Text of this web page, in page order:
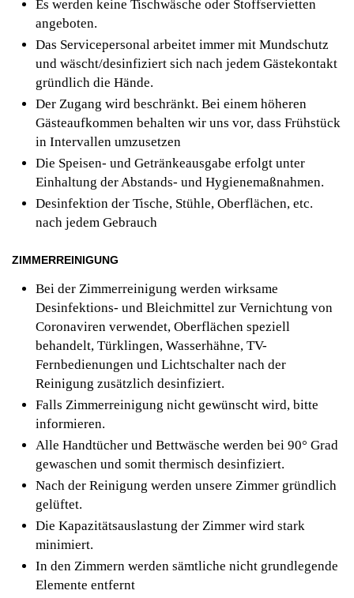
Es werden keine Tischwäsche oder Stoffservietten
angeboten.
Das Servicepersonal arbeitet immer mit Mundschutz
und wäscht/desinfiziert sich nach jedem Gästekontakt
gründlich die Hände.
Der Zugang wird beschränkt. Bei einem höheren
Gästeaufkommen behalten wir uns vor, dass Frühstück
in Intervallen umzusetzen
Die Speisen- und Getränkeausgabe erfolgt unter
Einhaltung der Abstands- und Hygienemaßnahmen.
Desinfektion der Tische, Stühle, Oberflächen, etc.
nach jedem Gebrauch
ZIMMERREINIGUNG
Bei der Zimmerreinigung werden wirksame
Desinfektions- und Bleichmittel zur Vernichtung von
Coronaviren verwendet, Oberflächen speziell
behandelt, Türklingen, Wasserhähne, TV-
Fernbedienungen und Lichtschalter nach der
Reinigung zusätzlich desinfiziert.
Falls Zimmerreinigung nicht gewünscht wird, bitte
informieren.
Alle Handtücher und Bettwäsche werden bei 90° Grad
gewaschen und somit thermisch desinfiziert.
Nach der Reinigung werden unsere Zimmer gründlich
gelüftet.
Die Kapazitätsauslastung der Zimmer wird stark
minimiert.
In den Zimmern werden sämtliche nicht grundlegende
Elemente entfernt